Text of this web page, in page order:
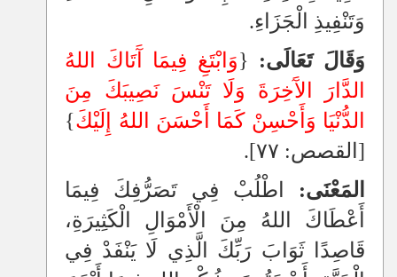
وَتَنْفِيذِ الْجَزَاءِ.
وَقَالَ تَعَالَى: {وَابْتَغِ فِيمَا آَتَاكَ اللهُ
الدَّارَ الآَخِرَةَ وَلَا تَنْسَ نَصِيبَكَ مِنَ
الدُّنْيَا وَأَحْسِنْ كَمَا أَحْسَنَ اللهُ إِلَيْكَ}
[القصص: ٧٧].
المَعْنَى: اطْلُبْ فِي تَصَرُّفِكَ فِيمَا
أَعْطَاكَ اللهُ مِنَ الْأَمْوَالِ الْكَثِيرَةِ،
قَاصِدًا ثَوَابَ رَبِّكَ الَّذِي لَا يَنْفَدْ فِي